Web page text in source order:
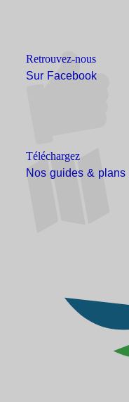
Retrouvez-nous
Sur Facebook
Téléchargez
Nos guides & plans